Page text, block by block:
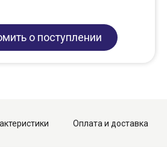
о поступлении
Оплата и доставка